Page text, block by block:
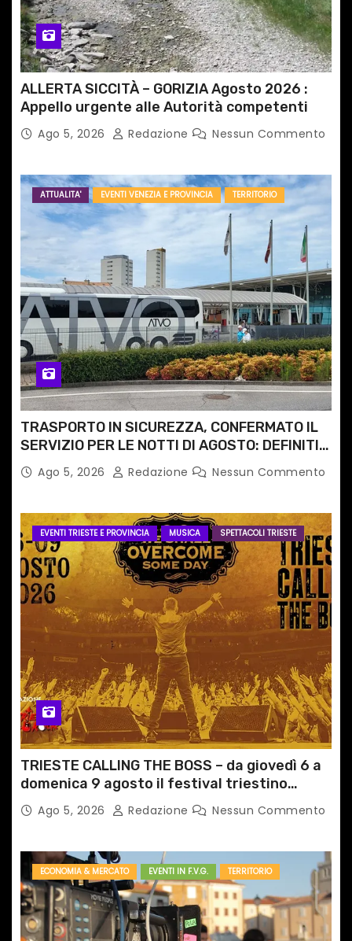
l
i
ALLERTA SICCITÀ – GORIZIA Agosto 2026 :
Appello urgente alle Autorità competenti
Ago 5, 2026 Redazione Nessun Commento
ATTUALITA' EVENTI VENEZIA E PROVINCIA TERRITORIO
TRASPORTO IN SICUREZZA, CONFERMATO IL
SERVIZIO PER LE NOTTI DI AGOSTO: DEFINITI
PERCORSI, FERMATE E ORARIO
Ago 5, 2026 Redazione Nessun Commento
EVENTI TRIESTE E PROVINCIA MUSICA SPETTACOLI TRIESTE
TRIESTE CALLING THE BOSS – da giovedì 6 a
domenica 9 agosto il festival triestino
dedicato a Springsteen
Ago 5, 2026 Redazione Nessun Commento
ECONOMIA & MERCATO EVENTI IN F.V.G. TERRITORIO